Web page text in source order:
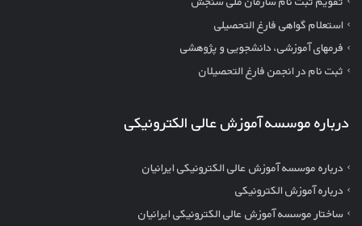
استعلام گواهی فارغ التحصیلی
فرمهای آموزشی، دانشجویی و پژوهشی
ثبت نام در انجمن فارغ التحصیلان
درباره موسسه آموزش عالی الکترونیکی
درباره موسسه آموزش عالی الکترونیکی ایرانیان
درباره آموزش الکترونیکی
ساختار موسسه آموزش عالی الکترونیکی ایرانیان